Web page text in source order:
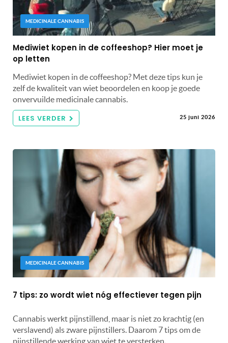
MEDICINALE CANNABIS
Mediwiet kopen in de coffeeshop? Hier moet je
op letten
Mediwiet kopen in de coffeeshop? Met deze tips kun je
zelf de kwaliteit van wiet beoordelen en koop je goede
onvervuilde medicinale cannabis.
LEES VERDER 25 juni 2026
MEDICINALE CANNABIS
7 tips: zo wordt wiet nóg effectiever tegen pijn
Cannabis werkt pijnstillend, maar is niet zo krachtig (en
verslavend) als zware pijnstillers. Daarom 7 tips om de
pijnstillende werking van wiet te versterken.